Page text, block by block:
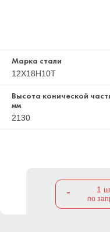
Марка стали
12Х18Н10Т
Высота конической
мм
2130
- 1
по